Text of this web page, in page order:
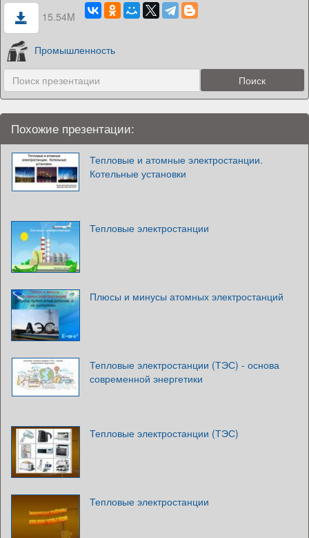
15.54M
Промышленность
Похожие презентации:
Тепловые и атомные электростанции.
Котельные установки
Тепловые электростанции
Плюсы и минусы атомных электростанций
Тепловые электростанции (ТЭС) - основа
современной энергетики
Тепловые электростанции (ТЭС)
Тепловые электростанции